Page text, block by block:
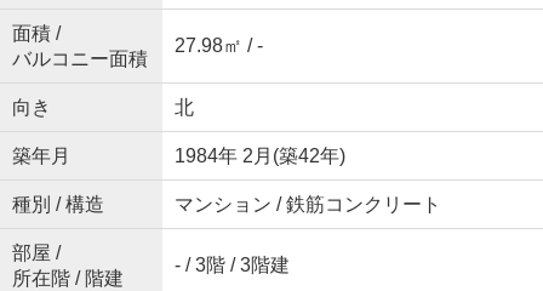
面積 /
バルコニー面積
27.98㎡ / -
向き 北
築年月 1984年 2月(築42年)
種別 / 構造 マンション / 鉄筋コンクリート
部屋 /
所在階 / 階建
- / 3階 / 3階建